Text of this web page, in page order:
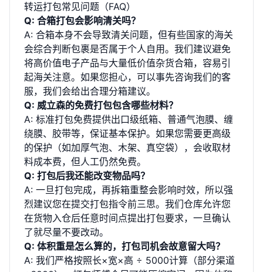
转运打包常见问题（FAQ）
Q: 合箱打包会影响清关吗？
A: 合箱本身不会导致清关问题，但有些国家的海关
会综合判断包裹是否属于个人自用。我们建议避免
将高价值电子产品与大量低价值杂货合箱，容易引
起海关注意。如果您担心，可以事先咨询我们的客
服，我们会给出合理分箱建议。
Q: 威立森的免费打包包含哪些材料？
A: 标准打包免费提供出口级纸箱、普通气泡膜、缠
绕膜、胶带等，保证基本保护。如果您需要更高级
的保护（如加厚气泡、木架、真空袋），会收取材
料成本费，但人工仍然免费。
Q: 打包后我还能改变物品吗？
A: 一旦打包完成，再拆箱重整会影响时效，所以强
烈建议您在提交打包指令前三思。我们仓库允许您
在货物入仓后任意时间点提出打包要求，一旦确认
了就尽量不要改动。
Q: 体积重是怎么算的，打包司机会故意留大吗？
A: 我们严格按照长×宽×高 ÷ 5000计算（部分渠道